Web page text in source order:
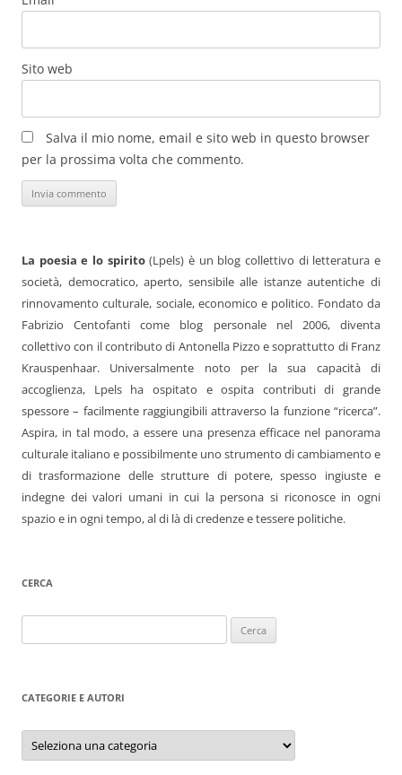
Sito web
Salva il mio nome, email e sito web in questo browser
per la prossima volta che commento.
La poesia e lo spirito(Lpels) è un blog collettivo di letteratura e
società, democratico, aperto, sensibile alle istanze autentiche di
rinnovamento culturale, sociale, economico e politico. Fondato da
Fabrizio Centofanti come blog personale nel 2006, diventa
collettivo con il contributo di Antonella Pizzo e soprattutto di Franz
Krauspenhaar. Universalmente noto per la sua capacità di
accoglienza, Lpels ha ospitato e ospita contributi di grande
spessore – facilmente raggiungibili attraverso la funzione “ricerca”.
Aspira, in tal modo, a essere una presenza efficace nel panorama
culturale italiano e possibilmente uno strumento di cambiamento e
di trasformazione delle strutture di potere, spesso ingiuste e
indegne dei valori umani in cui la persona si riconosce in ogni
spazio e in ogni tempo, al di là di credenze e tessere politiche.
CERCA
per:
CATEGORIE E AUTORI
Categorie
autori